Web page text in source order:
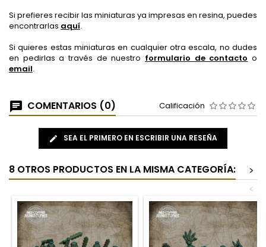
Si prefieres recibir las miniaturas ya impresas en resina, puedes
encontrarlas aquí.
Si quieres estas miniaturas en cualquier otra escala, no dudes
en pedirlas a través de nuestro formulario de contacto o
email.
COMENTARIOS (0) Calificación
SEA EL PRIMERO EN ESCRIBIR UNA RESEÑA
8 OTROS PRODUCTOS EN LA MISMA CATEGORÍA:
>
<